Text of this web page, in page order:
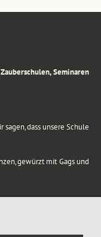
Seminaren
dass unsere Schule
gewürzt mit Gags und